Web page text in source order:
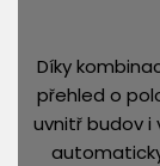
Díky
přehled o
uvnitř budov i